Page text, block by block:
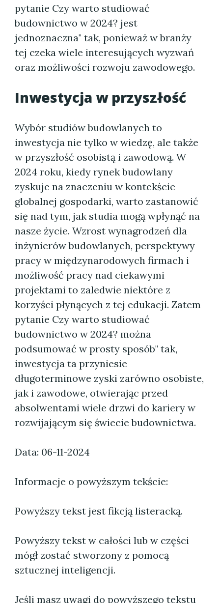
pytanie Czy warto studiować
budownictwo w 2024? jest
jednoznaczna" tak, ponieważ w branży
tej czeka wiele interesujących wyzwań
oraz możliwości rozwoju zawodowego.
Inwestycja w przyszłość
Wybór studiów budowlanych to
inwestycja nie tylko w wiedzę, ale także
w przyszłość osobistą i zawodową. W
2024 roku, kiedy rynek budowlany
zyskuje na znaczeniu w kontekście
globalnej gospodarki, warto zastanowić
się nad tym, jak studia mogą wpłynąć na
nasze życie. Wzrost wynagrodzeń dla
inżynierów budowlanych, perspektywy
pracy w międzynarodowych firmach i
możliwość pracy nad ciekawymi
projektami to zaledwie niektóre z
korzyści płynących z tej edukacji. Zatem
pytanie Czy warto studiować
budownictwo w 2024? można
podsumować w prosty sposób" tak,
inwestycja ta przyniesie
długoterminowe zyski zarówno osobiste,
jak i zawodowe, otwierając przed
absolwentami wiele drzwi do kariery w
rozwijającym się świecie budownictwa.
Data: 06-11-2024
Informacje o powyższym tekście:
Powyższy tekst jest fikcją listeracką.
Powyższy tekst w całości lub w części
mógł zostać stworzony z pomocą
sztucznej inteligencji.
Jeśli masz uwagi do powyższego tekstu